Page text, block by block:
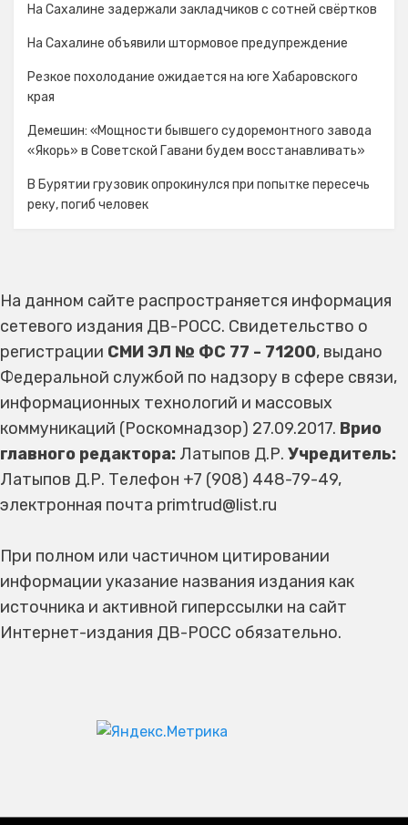
На Сахалине задержали закладчиков с сотней свёртков
На Сахалине объявили штормовое предупреждение
Резкое похолодание ожидается на юге Хабаровского
края
Демешин: «Мощности бывшего судоремонтного завода
«Якорь» в Советской Гавани будем восстанавливать»
В Бурятии грузовик опрокинулся при попытке пересечь
реку, погиб человек
На данном сайте распространяется информация
сетевого издания ДВ-РОСС. Свидетельство о
регистрации СМИ ЭЛ № ФС 77 - 71200, выдано
Федеральной службой по надзору в сфере связи,
информационных технологий и массовых
коммуникаций (Роскомнадзор) 27.09.2017. Врио
главного редактора: Латыпов Д.Р. Учредитель:
Латыпов Д.Р. Телефон +7 (908) 448-79-49,
электронная почта primtrud@list.ru
При полном или частичном цитировании
информации указание названия издания как
источника и активной гиперссылки на сайт
Интернет-издания ДВ-РОСС обязательно.